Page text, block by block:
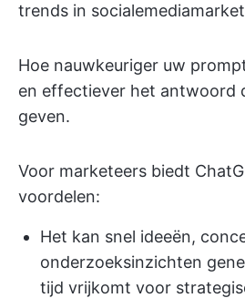
trends in
Hoe nauwkeuriger uw
en effectiever het antwoord
geven.
Voor marketeers biedt
voordelen:
Het kan snel ideeën,
onderzoeksinzichten
tijd vrijkomt voor